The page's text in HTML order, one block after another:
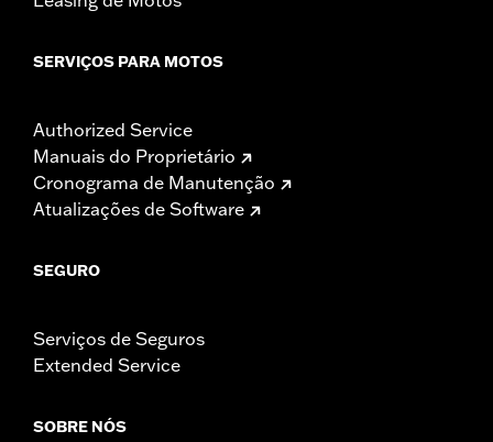
SERVIÇOS PARA MOTOS
Authorized Service
Manuais do Proprietário
Cronograma de Manutenção
Atualizações de Software
SEGURO
Serviços de Seguros
Extended Service
SOBRE NÓS